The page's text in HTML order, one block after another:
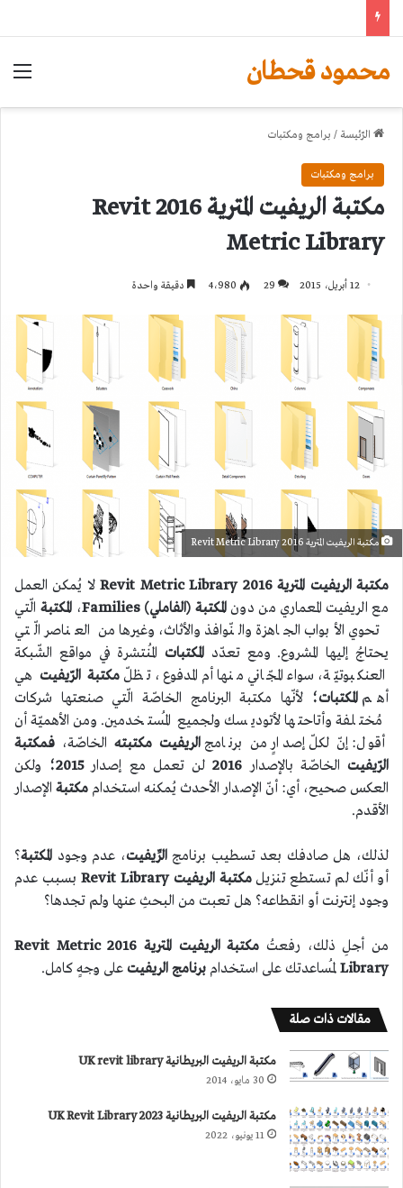
محمود قحطان
الرّئيسة / برامج ومكتبات
برامج ومكتبات
مكتبة الريفيت المترية 2016 Revit
Metric Library
12 أبريل، 2015 29 4٬980 دقيقة واحدة
مكتبة الريفيت المترية 2016 Revit Metric Library
مكتبة الريفيت المترية 2016 Revit Metric Library
لا يُمكن العمل
مع الريفيت المعماري من دون المكتبة (الفاملي) Families ،المكتبة الّتي
تحوي الأبواب الجاهزة والنّوافذ والأثاث، وغيرها من العناصر الّتي
يحتاجُ إليها المشروع. ومع تعدّد المكتباتالمُنتشرة في مواقع الشّبكة
العنكبوتيّة، سواء المجّاني منها أم المدفوع، تظلّ مكتبة الرّيفيت هي
أهم المكتبات؛لأنّها مكتبة البرنامج الخاصّة الّتي صنعتها شركات
مُختلفة وأتاحتها لأتوديسك ولجميع المُستخدمين. ومن الأهميّة أن
أقول: إنّ لكلّ إصدارٍ من برنامج الريفيت مكتبتهالخاصّة، فمكتبة
الرّيفيتالخاصّة بالإصدار 2016لن تعمل مع إصدار2015؛ ولكن
العكس صحيح، أي: أنّ الإصدار الأحدث يُمكنه استخدام مكتبةالإصدار
الأقدم.
لذلك، هل صادفك بعد تسطيب برنامجالرِّيفيت، عدم وجود المكتبة؟
أو أنّك لم تستطع تنزيل مكتبة الريفيت Revit Library بسبب عدم
وجود إنترنت أو انقطاعه؟ هل تعبت من البحثِ عنها ولم تجدها؟
من أجلِ ذلك، رفعتُ
مكتبة الريفيت المترية 2016 Revit Metric
Library لمُساعدتك على استخدام برنامج الريفيت على وجهٍ كامل.
مقالات ذات صلة
مكتبة الريفيت البريطانية UK revit library
30 مايو، 2014
مكتبة الريفيت البريطانية 2023 UK Revit Library
11 يونيو، 2022